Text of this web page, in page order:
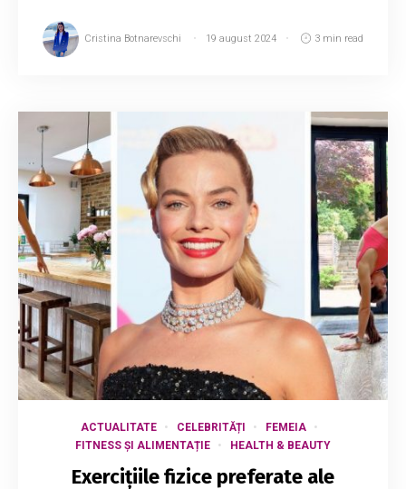
Cristina Botnarevschi 19 august 2024 3 min read
ACTUALITATE CELEBRITĂȚI
FEMEIA
FITNESS ȘI ALIMENTAȚIE
HEALTH & BEAUTY
Exerciţiile fizice preferate ale